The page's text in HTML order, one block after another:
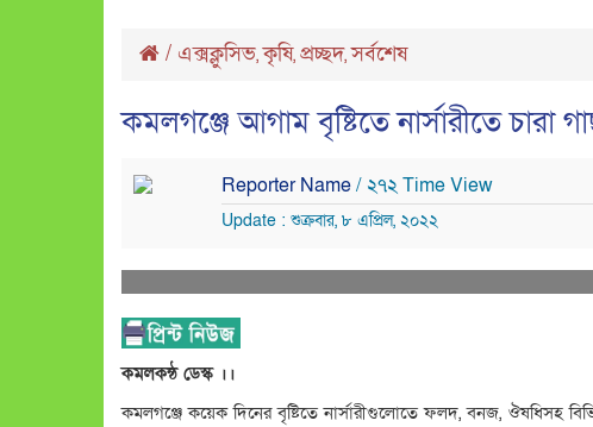
/ এক্সক্লুসিভ,কৃষি, প্রচ্ছদ,সর্বশেষ
কমলগঞ্জে আগাম বৃষ্টিতে নার্সারীতে চারা
Reporter Name/ ২৭২ Time View
Update : শুক্রবার, ৮ এপ্রিল, ২০২২
কমলকন্ঠ ডেস্ক ।।
কমলগঞ্জে কয়েক দিনের বৃষ্টিতে নার্সারীগুলোতে ফলদ, বনজ, ঔষধিসহ